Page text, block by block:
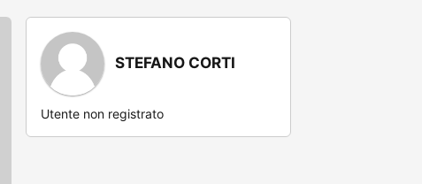
STEFANO CORTI
Utente non registrato